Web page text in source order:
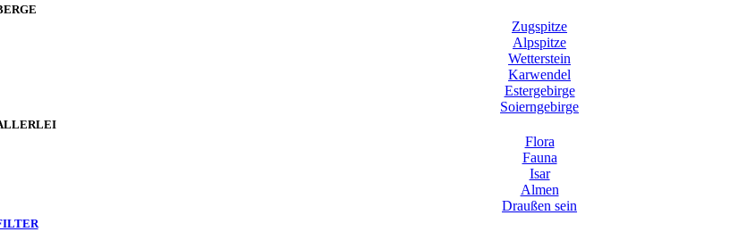
Zugspitze
Alpspitze
Wetterstein
Karwendel
Estergebirge
Soierngebirge
Flora
Fauna
Isar
Almen
Draußen sein